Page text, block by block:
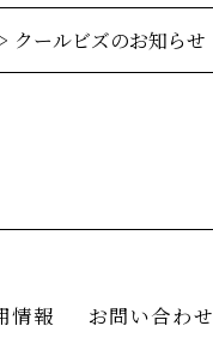
クールビズのお知らせ
情報 お問い合わせ